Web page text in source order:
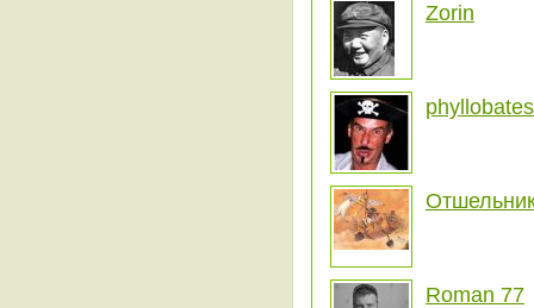
Zorin
phyllobates
Roman 77